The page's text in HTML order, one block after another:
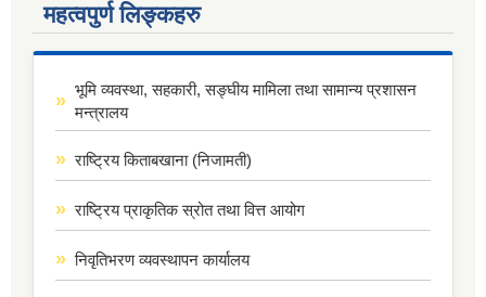
महत्वपुर्ण लिङ्कहरु
भूमि व्यवस्था, सहकारी, सङ्घीय मामिला तथा सामान्य प्रशासन
मन्त्रालय
राष्ट्रिय किताबखाना (निजामती)
राष्ट्रिय प्राकृतिक स्रोत तथा वित्त आयोग
निवृतिभरण व्यवस्थापन कार्यालय